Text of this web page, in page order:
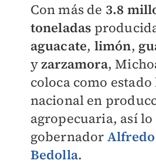
Con más de 3.8
toneladas
aguacate, limón,
yzarzamora,
coloca como
nacional en
agropecuaria, así
gobernador
Bedolla.